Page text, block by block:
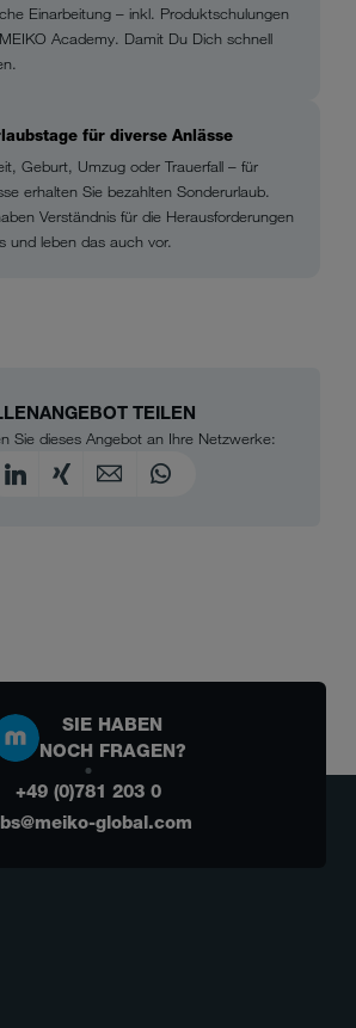
Einarbeitung – inkl. Produktschulungen
Academy. Damit Du Dich schnell
für diverse Anlässe
Geburt, Umzug oder Trauerfall – für
erhalten Sie bezahlten Sonderurlaub.
Verständnis für die Herausforderungen
und leben das auch vor.
TEILEN
Sie dieses Angebot an Ihre Netzwerke:
SIE HABEN
NOCH FRAGEN?
+49 (0)781 203 0
global.com